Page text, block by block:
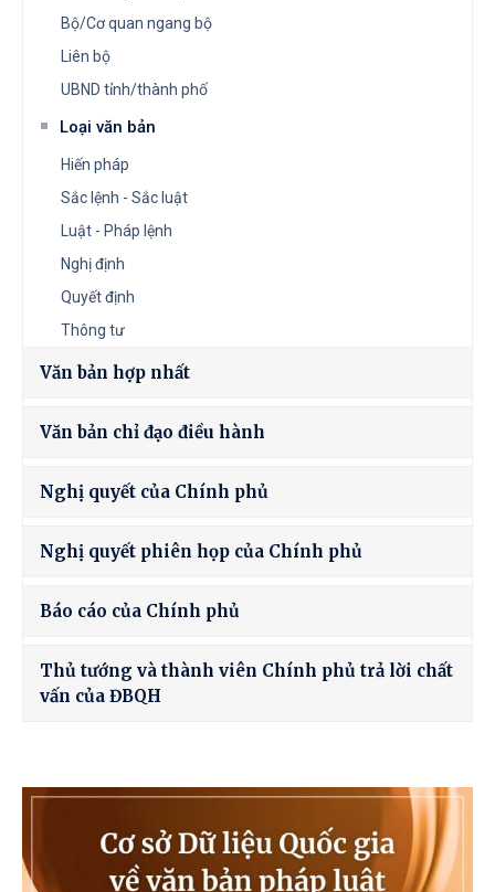
Bộ/Cơ quan ngang bộ
Liên bộ
UBND tỉnh/thành phố
Loại văn bản
Hiến pháp
Sắc lệnh - Sắc luật
Luật - Pháp lệnh
Nghị định
Quyết định
Thông tư
Văn bản hợp nhất
Văn bản chỉ đạo điều hành
Nghị quyết của Chính phủ
Nghị quyết phiên họp của Chính phủ
Báo cáo của Chính phủ
Thủ tướng và thành viên Chính phủ trả lời chất
vấn của ĐBQH